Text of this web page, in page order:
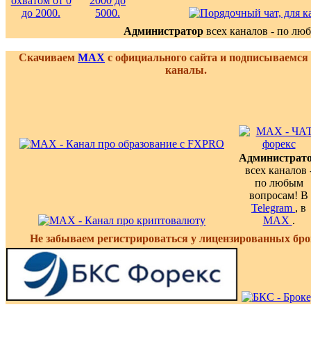
Администраторвсех каналов - по
Скачиваем MAX с официального сайта и
каналы.
всех каналов
по любым
вопросам! В
Telegram , в
MAX .
Не забываем регистрироваться у лицензированных